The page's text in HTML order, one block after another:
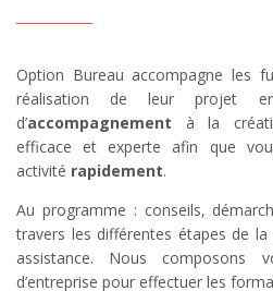
Option Bureau accompagne les
réalisation de leur projet
d’accompagnement à la
efficace et experte afin que
activité rapidement.
Au programme : conseils,
travers les différentes étapes de la
assistance. Nous composons
d’entreprise pour effectuer les